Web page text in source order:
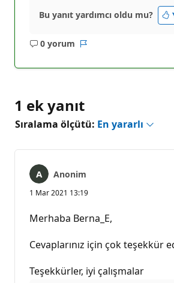
Bu yanıt yardımcı oldu mu?
0 yorum
Açıklama
1 ek yanıt
Sıralama ölçütü: En yararlı
Anonim
1 Mar 2021 13:19
Merhaba Berna_E,
Cevaplarınız için çok teşekkür
Teşekkürler, iyi çalışmalar